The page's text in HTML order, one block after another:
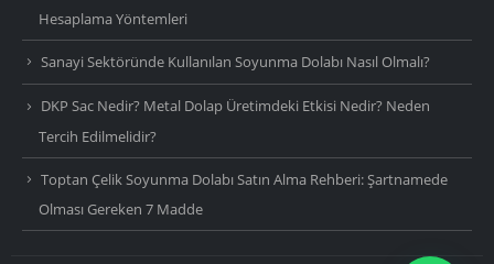
Hesaplama Yöntemleri
Sanayi Sektöründe Kullanılan Soyunma Dolabı Nasıl Olmalı?
DKP Sac Nedir? Metal Dolap Üretimdeki Etkisi Nedir? Neden
Tercih Edilmelidir?
Toptan Çelik Soyunma Dolabı Satın Alma Rehberi: Şartnamede
Olması Gereken 7 Madde